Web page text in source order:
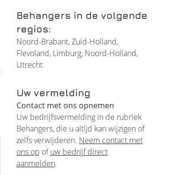
Behangers in de volgende
regios:
Noord-Brabant,Zuid-Holland,
Flevoland, Limburg, Noord-Holland,
Utrecht
Uw vermelding
Contact met ons opnemen
Uw bedrijfsvermelding in de rubriek
Behangers, die u altijd kan wijzigen of
zelfs verwijderen. Neem contact met
ons op ofuw bedrijf direct
aanmelden.